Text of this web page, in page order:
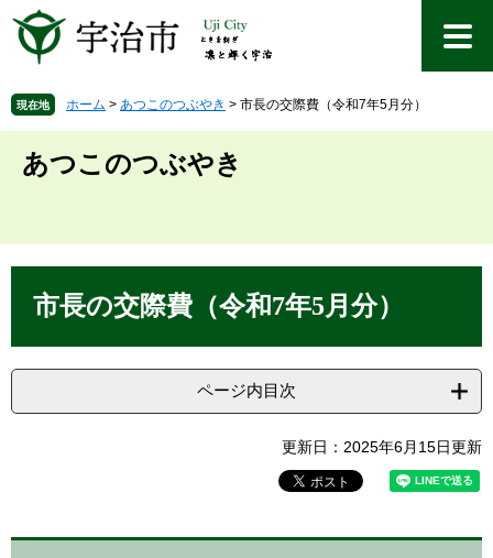
先を
文
へ
現在地 ホーム > あつこのつぶやき > 市長の交際費（令和7年5月分）
あつこのつぶやき
市長の交際費（令和7年5月分）
ページ内目次
更新日：2025年6月15日更新